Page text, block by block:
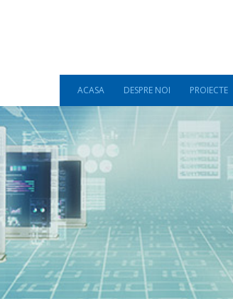
ACASA DESPRE NOI PROIECTE